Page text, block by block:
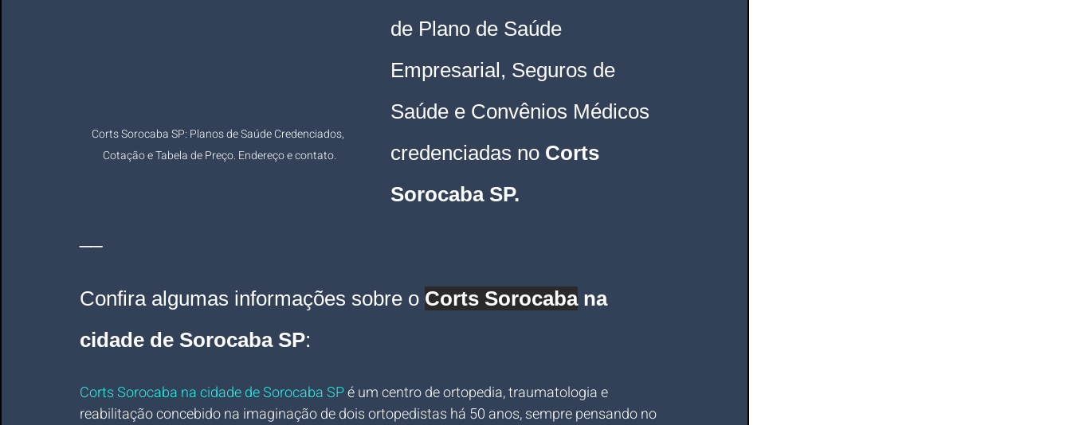
Corts Sorocaba SP: Planos de Saúde Credenciados,
Cotação e Tabela de Preço. Endereço e contato.
de Plano de Saúde
Empresarial, Seguros de
Saúde e Convênios Médicos
credenciadas no Corts
Sorocaba SP.
Confira algumas informações sobre o Corts Sorocaba na
cidade de Sorocaba SP:
Corts Sorocaba na cidade de Sorocaba SP é um centro de ortopedia, traumatologia e
reabilitação concebido na imaginação de dois ortopedistas há 50 anos, sempre pensando no